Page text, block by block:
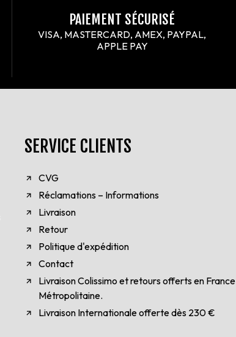
PAIEMENT SÉCURISÉ
VISA, MASTERCARD, AMEX, PAYPAL,
APPLE PAY
SERVICE CLIENTS
CVG
Réclamations – Informations
Livraison
Retour
Politique d'expédition
Contact
Livraison Colissimo et retours offerts en France
Métropolitaine.
Livraison Internationale offerte dès 230 €